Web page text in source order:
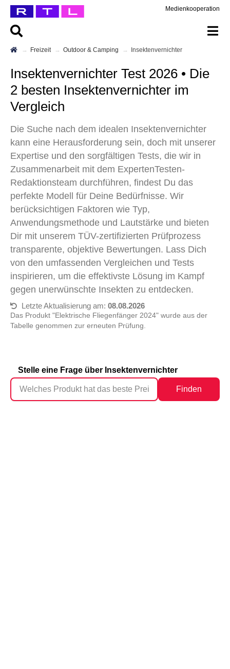
Medienkooperation
Freizeit Outdoor & Camping Insektenvernichter
Insektenvernichter Test 2026 • Die
2 besten Insektenvernichter im
Vergleich
Die Suche nach dem idealen Insektenvernichter
kann eine Herausforderung sein, doch mit unserer
Expertise und den sorgfältigen Tests, die wir in
Zusammenarbeit mit dem ExpertenTesten-
Redaktionsteam durchführen, findest Du das
perfekte Modell für Deine Bedürfnisse. Wir
berücksichtigen Faktoren wie Typ,
Anwendungsmethode und Lautstärke und bieten
Dir mit unserem TÜV-zertifizierten Prüfprozess
transparente, objektive Bewertungen. Lass Dich
von den umfassenden Vergleichen und Tests
inspirieren, um die effektivste Lösung im Kampf
gegen unerwünschte Insekten zu entdecken.
Letzte Aktualisierung am: 08.08.2026
Das Produkt "Elektrische Fliegenfänger 2024" wurde aus der
Tabelle genommen zur erneuten Prüfung.
Stelle eine Frage über Insektenvernichter
Finden